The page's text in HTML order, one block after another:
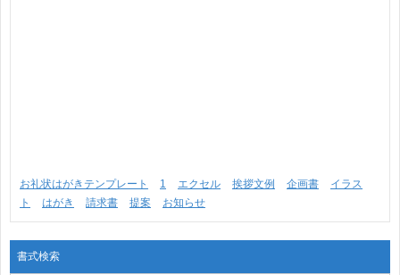
お礼状はがきテンプレート 1 エクセル 挨拶文例 企画書
イラス
ト
はがき 請求書 提案 お知らせ
書式検索